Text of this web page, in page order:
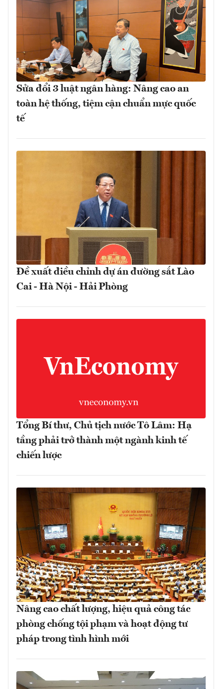
Sửa đổi 3 luật ngân hàng: Nâng cao an
toàn hệ thống, tiệm cận chuẩn mực quốc
tế
Đề xuất điều chỉnh dự án đường sắt Lào
Cai - Hà Nội - Hải Phòng
Tổng Bí thư, Chủ tịch nước Tô Lâm: Hạ
tầng phải trở thành một ngành kinh tế
chiến lược
Nâng cao chất lượng, hiệu quả công tác
phòng chống tội phạm và hoạt động tư
pháp trong tình hình mới